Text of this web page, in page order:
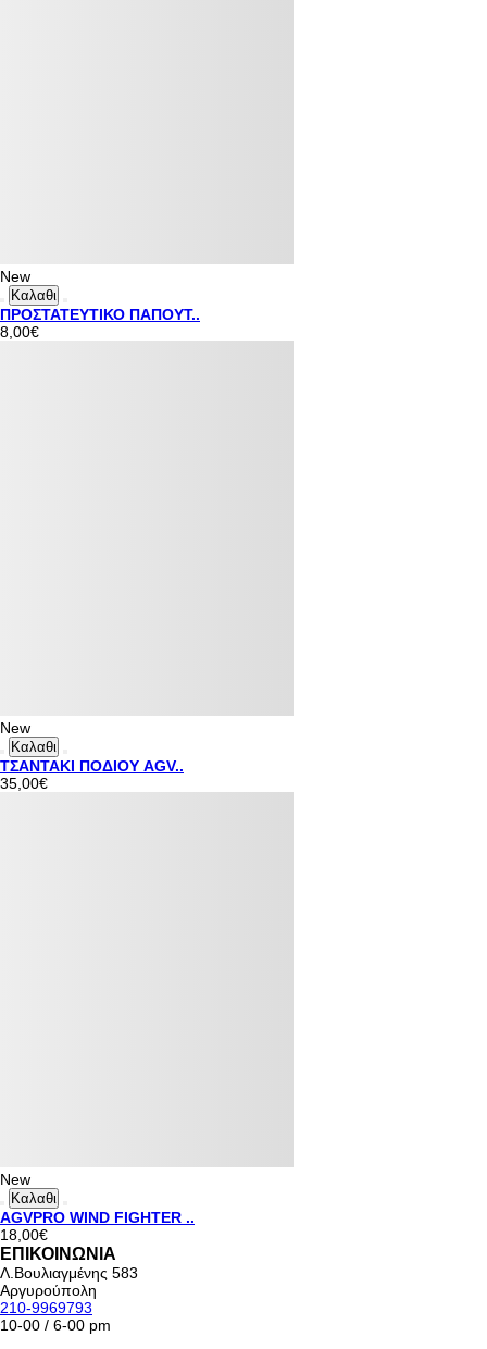
New
Καλαθι
ΠΡΟΣΤΑΤΕΥΤΙΚΟ ΠΑΠΟΥΤ..
8,00€
New
Καλαθι
ΤΣΑΝΤΑΚΙ ΠΟΔΙΟΥ AGV..
35,00€
New
Καλαθι
AGVPRO WIND FIGHTER ..
18,00€
ΕΠΙΚΟΙΝΩΝΙΑ
Λ.Βουλιαγμένης 583
Αργυρούπολη
210-9969793
10-00 / 6-00 pm